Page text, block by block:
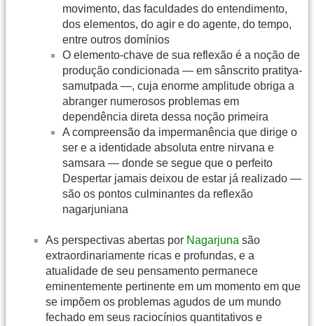
movimento, das faculdades do entendimento,
dos elementos, do agir e do agente, do tempo,
entre outros domínios
O elemento-chave de sua reflexão é a noção de
produção condicionada — em sânscrito pratitya-
samutpada —, cuja enorme amplitude obriga a
abranger numerosos problemas em
dependência direta dessa noção primeira
A compreensão da impermanência que dirige o
ser e a identidade absoluta entre nirvana e
samsara — donde se segue que o perfeito
Despertar jamais deixou de estar já realizado —
são os pontos culminantes da reflexão
nagarjuniana
As perspectivas abertas por Nagarjuna são
extraordinariamente ricas e profundas, e a
atualidade de seu pensamento permanece
eminentemente pertinente em um momento em que
se impõem os problemas agudos de um mundo
fechado em seus raciocínios quantitativos e